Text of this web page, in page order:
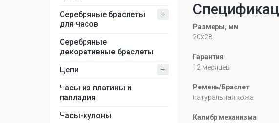
Серебряные браслеты
для часов
+
Серебряные
декоративные браслеты
Цепи
+
Часы из платины и
палладия
Часы-кулоны
Размеры, мм
20x28
Гарантия
12 месяцев
Ремень/Браслет
натуральная кожа
Калибр механизма